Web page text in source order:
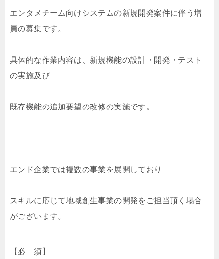
エンタメチーム向けシステムの新規開発案件に伴う増
員の募集です。
具体的な作業内容は、新規機能の設計・開発・テスト
の実施及び
既存機能の追加要望の改修の実施です。
エンド企業では複数の事業を展開しており
スキルに応じて地域創生事業の開発をご担当頂く場合
がございます。
【必 須】